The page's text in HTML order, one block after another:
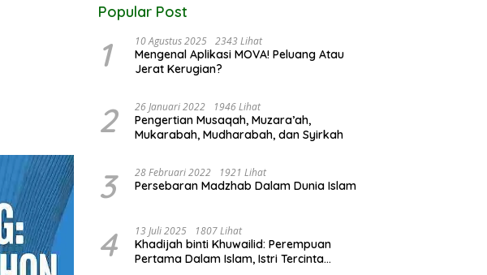
Popular Post
1 10 Agustus 2025 2343 Lihat
Mengenal Aplikasi MOVA! Peluang Atau
Jerat Kerugian?
2 26 Januari 2022 1946 Lihat
Pengertian Musaqah, Muzara’ah,
Mukarabah, Mudharabah, dan Syirkah
3 28 Februari 2022 1921 Lihat
Persebaran Madzhab Dalam Dunia Islam
4 13 Juli 2025 1807 Lihat
Khadijah binti Khuwailid: Perempuan
Pertama Dalam Islam, Istri Tercinta